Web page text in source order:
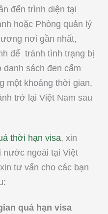
đến trình diện tại
hoặc Phòng quản lý
nơi gần nhất,
để tránh tình trạng bị
danh sách đen cấm
một khoảng thời gian,
trở lại Việt Nam sau
thời hạn visa, xin
nước ngoài tại Việt
tư vấn cho các bạn
quá hạn visa